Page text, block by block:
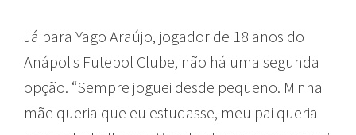
Já para Yago Araújo, jogador de 18 anos do
Anápolis Futebol Clube, não há uma segunda
opção. “Sempre joguei desde pequeno. Minha
mãe queria que eu estudasse, meu pai queria